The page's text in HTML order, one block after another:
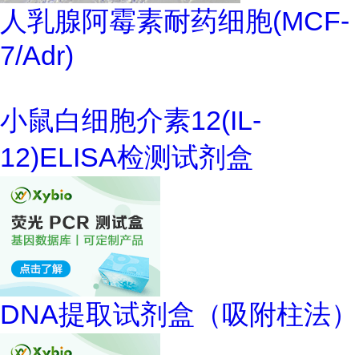
人乳腺阿霉素耐药细胞(MCF-
7/Adr)
小鼠白细胞介素12(IL-
12)ELISA检测试剂盒
DNA提取试剂盒（吸附柱法）